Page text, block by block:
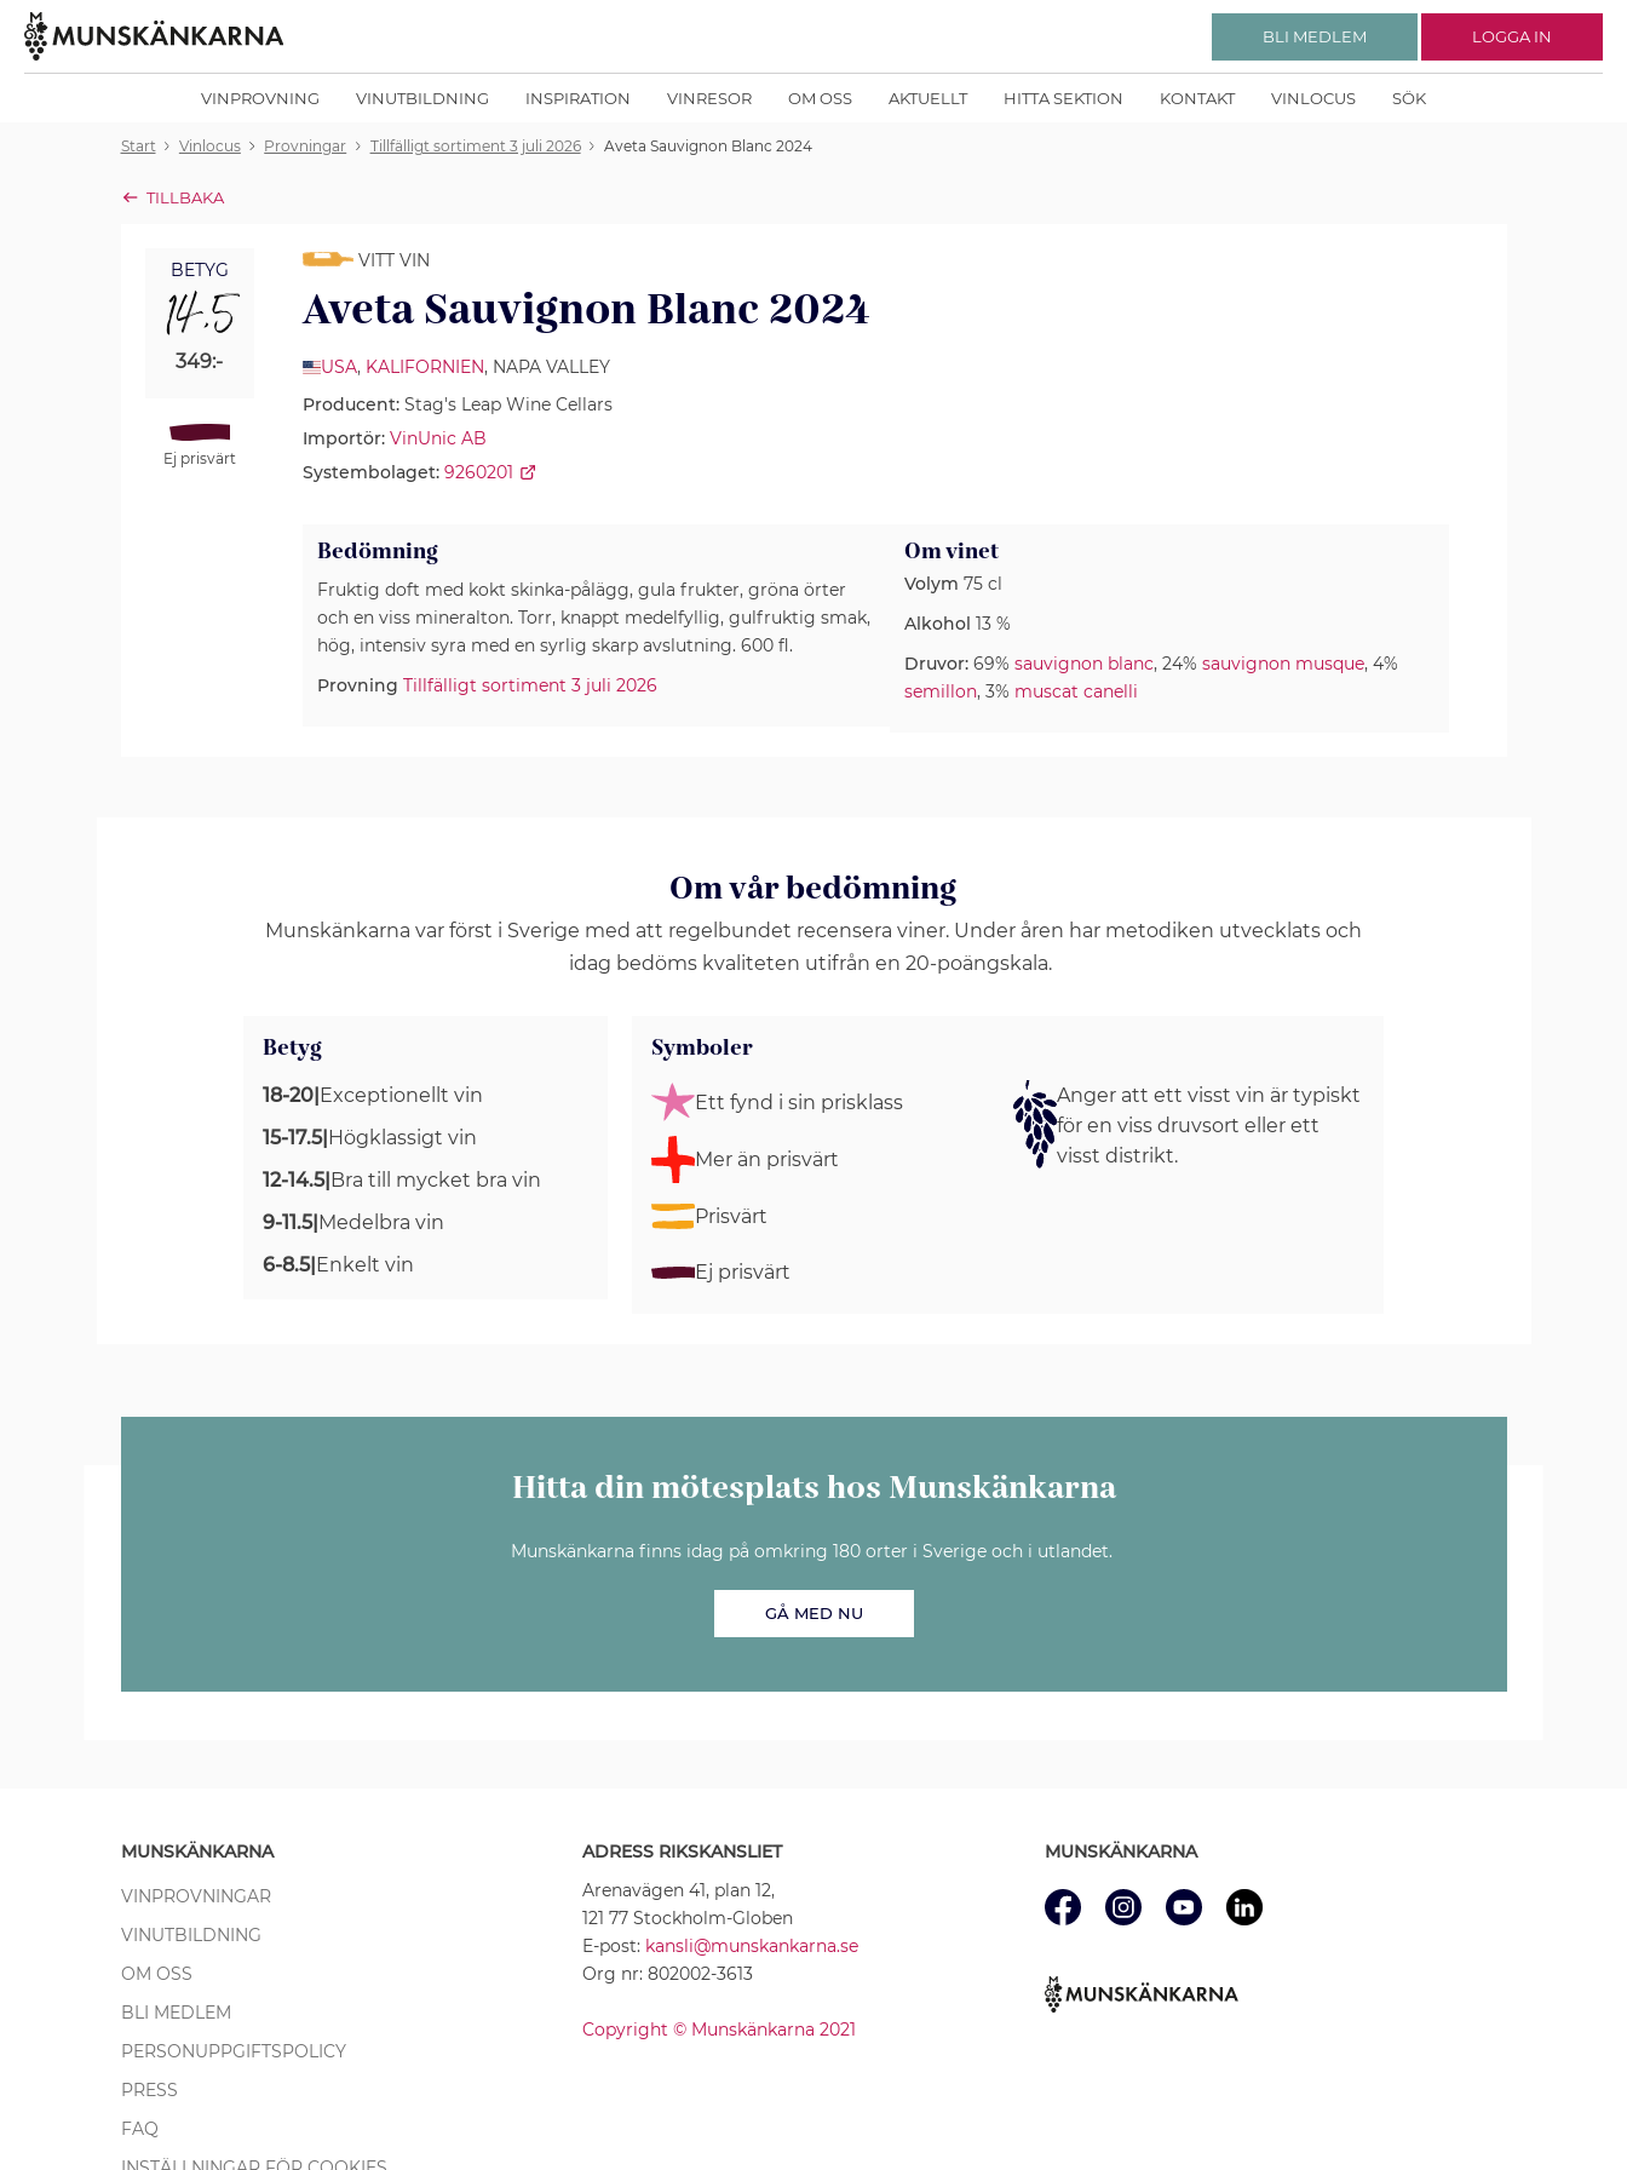
VINPROVNING VINUTBILDNING INSPIRATION VINRESOR OM OSS AKTUELLT HITTA SEKTION KONTAKT VINLOCUS SÖK
BLI MEDLEM LOGGA IN
Start Vinlocus Provningar Tillfälligt sortiment 3 juli 2026 Aveta Sauvignon Blanc 2024
TILLBAKA
BETYG
14,5
349:-
Ej prisvärt
VITT VIN
Aveta Sauvignon Blanc 2024
USA, KALIFORNIEN, NAPA VALLEY
Producent:Stag's Leap Wine Cellars
Importör: VinUnic AB
Systembolaget: 9260201
Bedömning
Fruktig doft med kokt skinka-pålägg, gula frukter, gröna örter
och en viss mineralton. Torr, knappt medelfyllig, gulfruktig smak,
hög, intensiv syra med en syrlig skarp avslutning. 600 fl.
Provning Tillfälligt sortiment 3 juli 2026
Om vinet
Volym 75 cl
Alkohol 13 %
Druvor: 69% sauvignon blanc, 24% sauvignon musque, 4%
semillon, 3% muscat canelli
Om vår bedömning
Munskänkarna var först i Sverige med att regelbundet recensera viner. Under åren har metodiken utvecklats och
idag bedöms kvaliteten utifrån en 20-poängskala.
Betyg
18-20|Exceptionellt vin
15-17.5|Högklassigt vin
12-14.5|Bra till mycket bra vin
9-11.5|Medelbra vin
6-8.5|Enkelt vin
Symboler
Ett fynd i sin prisklass
Mer än prisvärt
Prisvärt
Ej prisvärt
Anger att ett visst vin är typiskt
för en viss druvsort eller ett
visst distrikt.
Hitta din mötesplats hos Munskänkarna
Munskänkarna finns idag på omkring 180 orter i Sverige och i utlandet.
GÅ MED NU
MUNSKÄNKARNA
VINPROVNINGAR
VINUTBILDNING
OM OSS
BLI MEDLEM
PERSONUPPGIFTSPOLICY
PRESS
FAQ
ADRESS RIKSKANSLIET
Arenavägen 41, plan 12,
121 77 Stockholm-Globen
E-post: kansli@munskankarna.se
Org nr: 802002-3613
Copyright © Munskänkarna 2021
MUNSKÄNKARNA